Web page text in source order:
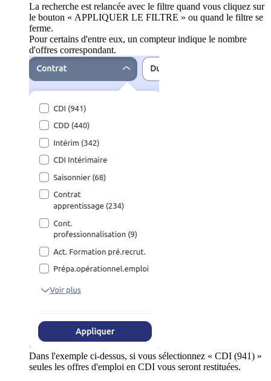
La recherche est relancée avec le filtre quand vous cliquez sur
le bouton « APPLIQUER LE FILTRE » ou quand le filtre se
ferme.
Pour certains d'entre eux, un compteur indique le nombre
d'offres correspondant.
Dans l'exemple ci-dessus, si vous sélectionnez « CDI (941) »
seules les offres d'emploi en CDI vous seront restituées.